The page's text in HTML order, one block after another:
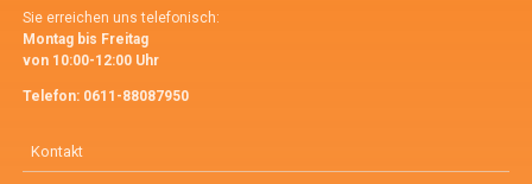
Sie erreichen uns telefonisch:
Montag bis Freitag
von 10:00-12:00 Uhr
Telefon: 0611-88087950
Kontakt